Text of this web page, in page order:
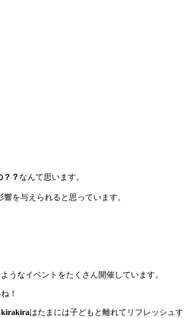
？？ なんて思います。
を与えられると思っています。
うなイベントをたくさん開催しています。
！
kirakiraはたまには子どもと離れてリフレッシュ